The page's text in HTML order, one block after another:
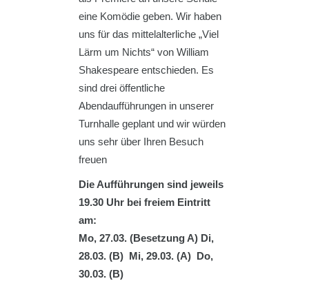
eine Komödie geben. Wir haben
uns für das mittelalterliche „Viel
Lärm um Nichts“ von William
Shakespeare entschieden. Es
sind drei öffentliche
Abendaufführungen in unserer
Turnhalle geplant und wir würden
uns sehr über Ihren Besuch
freuen
Die Aufführungen sind jeweils
19.30 Uhr bei freiem Eintritt
am:
Mo, 27.03. (Besetzung A) Di,
28.03. (B) Mi, 29.03. (A) Do,
30.03. (B)